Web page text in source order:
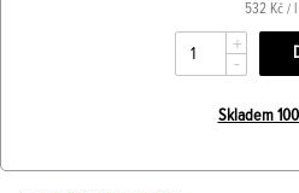
532 Kč / l
+
-
Skladem